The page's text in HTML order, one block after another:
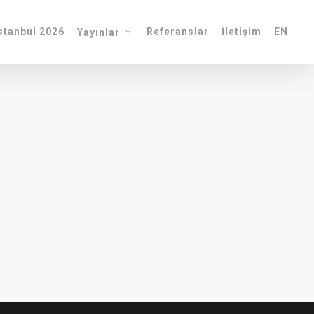
2026 Yayınlar Referanslar İletişim EN